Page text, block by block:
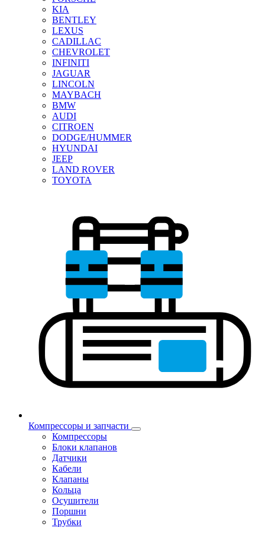
KIA
BENTLEY
LEXUS
CADILLAC
CHEVROLET
INFINITI
JAGUAR
LINCOLN
MAYBACH
BMW
AUDI
CITROEN
DODGE/HUMMER
HYUNDAI
JEEP
LAND ROVER
TOYOTA
Компрессоры и запчасти
Компрессоры
Блоки клапанов
Датчики
Кабели
Клапаны
Кольца
Осушители
Поршни
Трубки